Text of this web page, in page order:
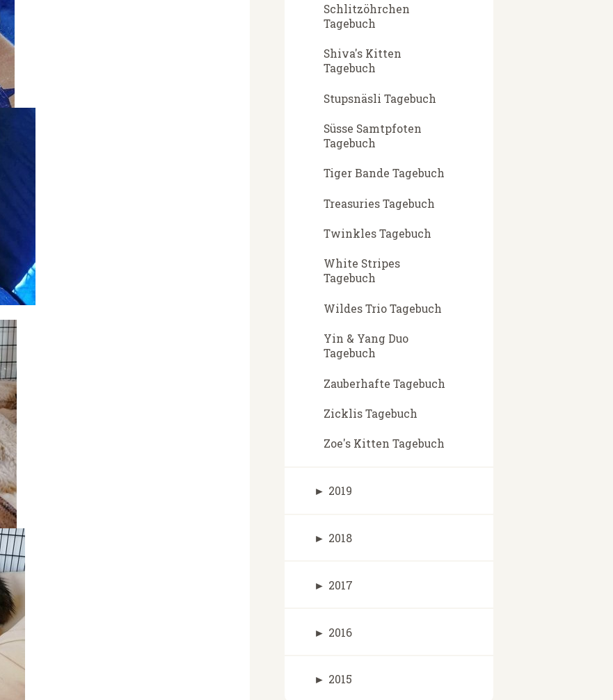
Schlitzöhrchen
Tagebuch
Shiva's Kitten
Tagebuch
Stupsnäsli Tagebuch
Süsse Samtpfoten
Tagebuch
Tiger Bande Tagebuch
Treasuries Tagebuch
Twinkles Tagebuch
White Stripes
Tagebuch
Wildes Trio Tagebuch
Yin & Yang Duo
Tagebuch
Zauberhafte Tagebuch
Zicklis Tagebuch
Zoe's Kitten Tagebuch
► 2019
► 2018
► 2017
► 2016
► 2015